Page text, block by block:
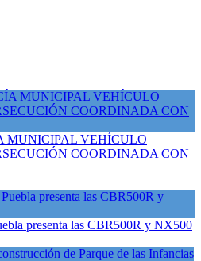
MUNICIPAL VEHÍCULO
COORDINADA CON
presenta las CBR500R y NX500